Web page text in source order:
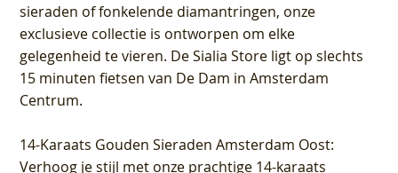
sieraden of fonkelende diamantringen, onze
exclusieve collectie is ontworpen om elke
gelegenheid te vieren. De Sialia Store ligt op slechts
15 minuten fietsen van De Dam in Amsterdam
Centrum.
14-Karaats Gouden Sieraden Amsterdam Oost:
Verhoog je stijl met onze prachtige 14-karaats